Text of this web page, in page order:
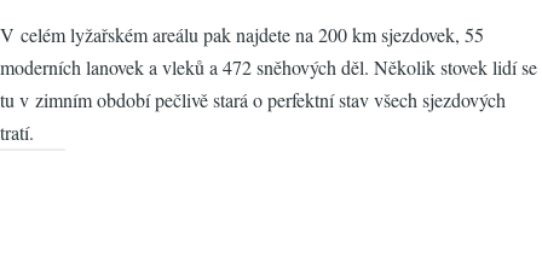
V celém lyžařském areálu pak najdete na 200 km sjezdovek, 55
moderních lanovek a vleků a 472 sněhových děl. Několik stovek lidí se
tu v zimním období pečlivě stará o perfektní stav všech sjezdových
tratí.